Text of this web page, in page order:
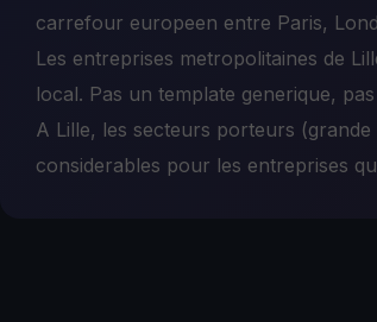
carrefour europeen entre Paris,
Les entreprises metropolitaines de
local. Pas un template generique,
A Lille, les secteurs porteurs
considerables pour les entreprises